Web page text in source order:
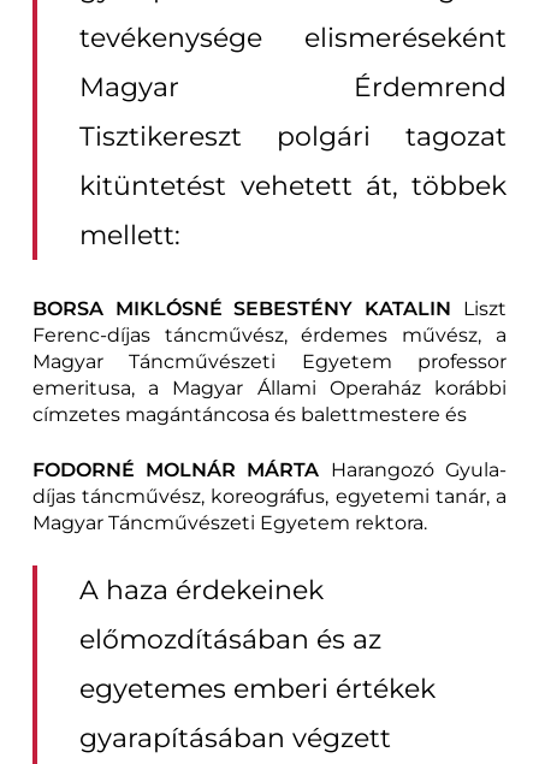
tevékenysége elismeréseként
Magyar Érdemrend
Tisztikereszt polgári tagozat
kitüntetést vehetett át, többek
mellett:
BORSA MIKLÓSNÉ SEBESTÉNY KATALIN Liszt
Ferenc-díjas táncművész, érdemes művész, a
Magyar Táncművészeti Egyetem professor
emeritusa, a Magyar Állami Operaház korábbi
címzetes magántáncosa és balettmestere és
FODORNÉ MOLNÁR MÁRTA Harangozó Gyula-
díjas táncművész, koreográfus, egyetemi tanár, a
Magyar Táncművészeti Egyetem rektora.
A haza érdekeinek
előmozdításában és az
egyetemes emberi értékek
gyarapításában végzett